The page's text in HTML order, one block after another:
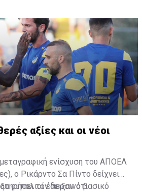
πήγα στον Ολυμπιακό.
αξίες και οι νέοι
ενίσχυση του ΑΠΟΕΛ
ο Ρικάρντο Σα Πίντο δείχνει
τον περσινό βασικό
οι παλιοί έδειξαν ότι